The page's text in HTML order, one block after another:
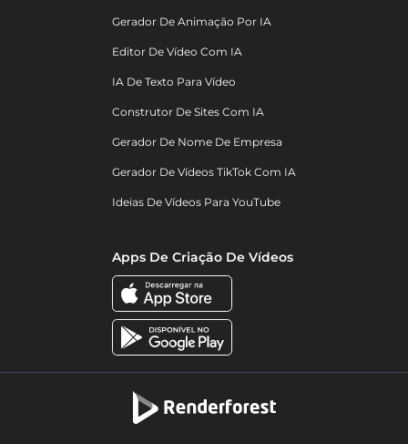
Gerador De Animação Por IA
Editor De Vídeo Com IA
IA De Texto Para Vídeo
Construtor De Sites Com IA
Gerador De Nome De Empresa
Gerador De Vídeos TikTok Com IA
Ideias De Vídeos Para YouTube
Apps De Criação De Vídeos